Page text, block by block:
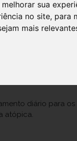
sua
no site, para
maisCr Da
diário para
atópica.